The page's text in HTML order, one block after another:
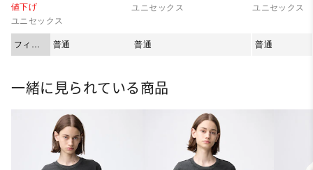
値下げ
ユニセックス
フィッ
ト
普通
ユニセックス
普通
ユニセックス
普通
一緒に見られている商品